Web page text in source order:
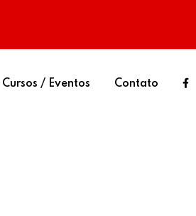
Cursos / Eventos Contato